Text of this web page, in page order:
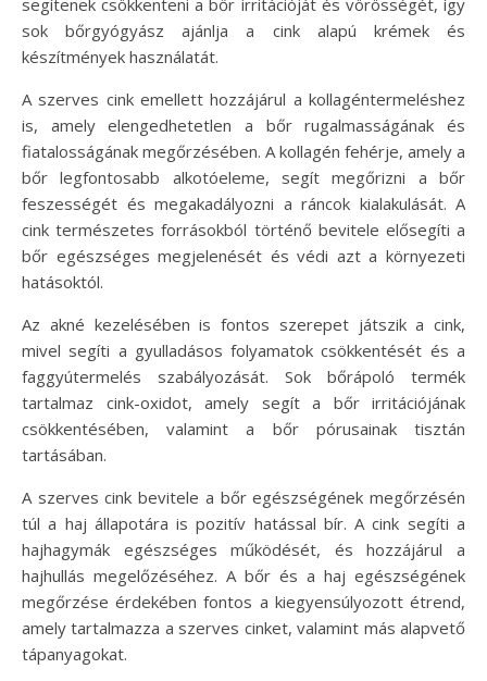
sok bőrgyógyász ajánlja a cink alapú krémek és
készítmények használatát.
A szerves cink emellett hozzájárul a kollagéntermeléshez
is, amely elengedhetetlen a bőr rugalmasságának és
fiatalosságának megőrzésében. A kollagén fehérje, amely a
bőr legfontosabb alkotóeleme, segít megőrizni a bőr
feszességét és megakadályozni a ráncok kialakulását. A
cink természetes forrásokból történő bevitele elősegíti a
bőr egészséges megjelenését és védi azt a környezeti
hatásoktól.
Az akné kezelésében is fontos szerepet játszik a cink,
mivel segíti a gyulladásos folyamatok csökkentését és a
faggyútermelés szabályozását. Sok bőrápoló termék
tartalmaz cink-oxidot, amely segít a bőr irritációjának
csökkentésében, valamint a bőr pórusainak tisztán
tartásában.
A szerves cink bevitele a bőr egészségének megőrzésén
túl a haj állapotára is pozitív hatással bír. A cink segíti a
hajhagymák egészséges működését, és hozzájárul a
hajhullás megelőzéséhez. A bőr és a haj egészségének
megőrzése érdekében fontos a kiegyensúlyozott étrend,
amely tartalmazza a szerves cinket, valamint más alapvető
tápanyagokat.